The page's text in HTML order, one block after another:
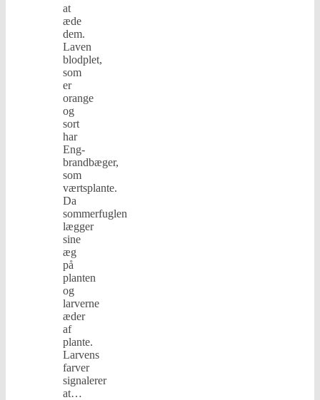
at
æde
dem.
Laven
blodplet,
som
er
orange
og
sort
har
Eng-
brandbæger,
som
værtsplante.
Da
sommerfuglen
lægger
sine
æg
på
planten
og
larverne
æder
af
plante.
Larvens
farver
signalerer
at…